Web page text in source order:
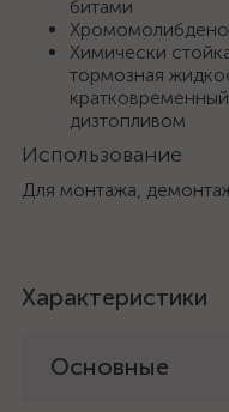
битами
Химически
тормозная
дизтопливом
Использование
Для монтажа,
Характеристики
Основные